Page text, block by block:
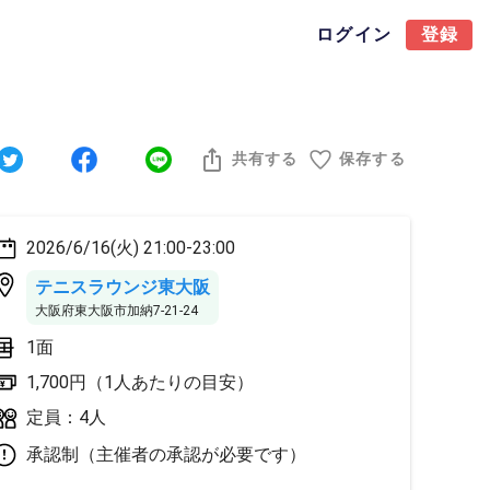
ログイン 登録
共有する 保存する
2026/6/16(火) 21:00-23:00
テニスラウンジ東大阪
大阪府東大阪市加納7-21-24
1面
1,700円（1人あたりの目安）
定員：4人
承認制（主催者の承認が必要です）